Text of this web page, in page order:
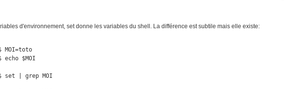
d'environnement, set donne les variables du shell. La différence est subtile mais elle existe:
MOI=toto
echo $MOI
set | grep MOI